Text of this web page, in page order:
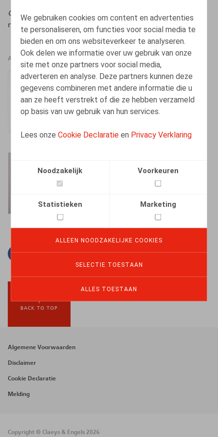
We gebruiken cookies om content en advertenties
te personaliseren, om functies voor social media te
bieden en om ons websiteverkeer te analyseren.
Ook delen we informatie over uw gebruik van onze
site met onze partners voor social media,
adverteren en analyse. Deze partners kunnen deze
gegevens combineren met andere informatie die u
aan ze heeft verstrekt of die ze hebben verzameld
op basis van uw gebruik van hun services.
Lees onzeCookie Declaratie en Privacy Verklaring
Noodzakelijk Voorkeuren
Statistieken Marketing
ALLEEN NOODZAKELIJKE COOKIES
SELECTIE TOESTAAN
ALLES TOESTAAN
Orientations , 2023, n° 5, pp. 2 – 38, Orientations
, 2023,
n° 6, pp. 22 – 37.
AUTEURS
Simon Pâques
Facebook
TwitterLinkedin
E-mail
BACK TO TOP
Footer
menu
Algemene Voorwaarden
Disclaimer
Cookie Declaratie
Melding
Copyright © Claeys & Engels 2026